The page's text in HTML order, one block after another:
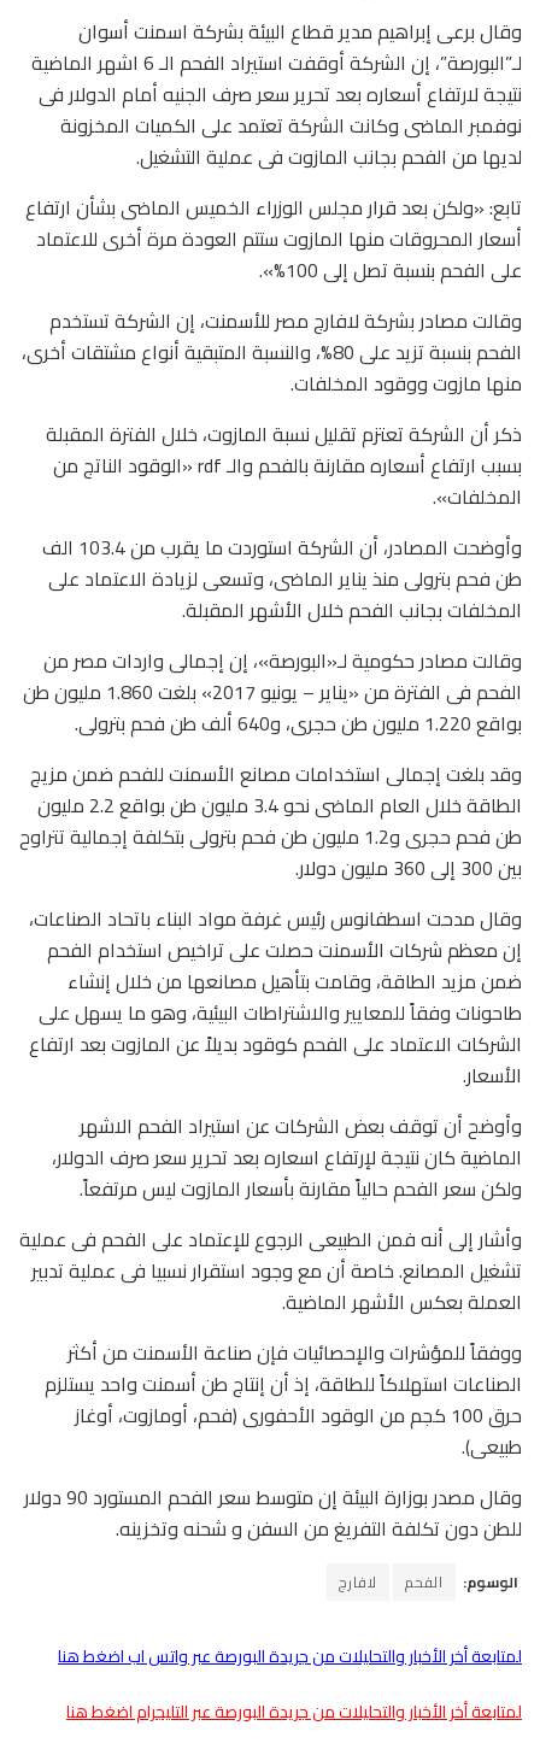
وقال برعى إبراهيم مدير قطاع البيئة بشركة اسمنت أسوان
لـ”البورصة”، إن الشركة أوقفت استيراد الفحم الـ 6 اشهر الماضية
نتيجة لارتفاع أسعاره بعد تحرير سعر صرف الجنيه أمام الدولار فى
نوفمبر الماضى وكانت الشركة تعتمد على الكميات المخزونة
لديها من الفحم بجانب المازوت فى عملية التشغيل.
تابع: «ولكن بعد قرار مجلس الوزراء الخميس الماضى بشأن ارتفاع
أسعار المحروقات منها المازوت ستتم العودة مرة أخرى للاعتماد
على الفحم بنسبة تصل إلى 100%».
وقالت مصادر بشركة لافارج مصر للأسمنت، إن الشركة تستخدم
الفحم بنسبة تزيد على 80%، والنسبة المتبقية أنواع مشتقات أخرى،
منها مازوت ووقود المخلفات.
ذكر أن الشركة تعتزم تقليل نسبة المازوت، خلال الفترة المقبلة
بسبب ارتفاع أسعاره مقارنة بالفحم والـ rdf «الوقود الناتج من
المخلفات».
وأوضحت المصادر، أن الشركة استوردت ما يقرب من 103.4 الف
طن فحم بترولى منذ يناير الماضى، وتسعى لزيادة الاعتماد على
المخلفات بجانب الفحم خلال الأشهر المقبلة.
وقالت مصادر حكومية لـ«البورصة»، إن إجمالى واردات مصر من
الفحم فى الفترة من «يناير – يونيو 2017» بلغت 1.860 مليون طن
بواقع 1.220 مليون طن حجرى، و640 ألف طن فحم بترولى.
وقد بلغت إجمالى استخدامات مصانع الأسمنت للفحم ضمن مزيج
الطاقة خلال العام الماضى نحو 3.4 مليون طن بواقع 2.2 مليون
طن فحم حجرى و1.2 مليون طن فحم بترولى بتكلفة إجمالية تتراوح
بين 300 إلى 360 مليون دولار.
وقال مدحت اسطفانوس رئيس غرفة مواد البناء باتحاد الصناعات،
إن معظم شركات الأسمنت حصلت على تراخيص استخدام الفحم
ضمن مزيد الطاقة، وقامت بتأهيل مصانعها من خلال إنشاء
طاحونات وفقاً للمعايير والاشتراطات البيئية، وهو ما يسهل على
الشركات الاعتماد على الفحم كوقود بديلاً عن المازوت بعد ارتفاع
الأسعار.
وأوضح أن توقف بعض الشركات عن استيراد الفحم الاشهر
الماضية كان نتيجة لإرتفاع اسعاره بعد تحرير سعر صرف الدولار،
ولكن سعر الفحم حالياً مقارنة بأسعار المازوت ليس مرتفعاً.
وأشار إلى أنه فمن الطبيعى الرجوع للإعتماد على الفحم فى عملية
تشغيل المصانع. خاصة أن مع وجود استقرار نسبيا فى عملية تدبير
العملة بعكس الأشهر الماضية.
ووفقاً للمؤشرات والإحصائيات فإن صناعة الأسمنت من أكثر
الصناعات استهلاكاً للطاقة، إذ أن إنتاج طن أسمنت واحد يستلزم
حرق 100 كجم من الوقود الأحفورى (فحم، أومازوت، أوغاز
طبيعى).
وقال مصدر بوزارة البيئة إن متوسط سعر الفحم المستورد 90 دولار
للطن دون تكلفة التفريغ من السفن و شحنه وتخزينه.
الوسوم: الفحم لافارج
لمتابعة أخر الأخبار والتحليلات من جريدة البورصة عبر واتس اب اضغط هنا
لمتابعة أخر الأخبار والتحليلات من جريدة البورصة عبر التليجرام اضغط هنا